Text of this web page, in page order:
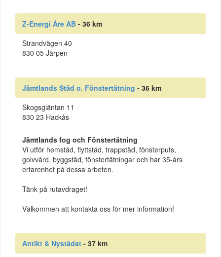
Z-Energi Åre AB - 36 km
Strandvägen 40
830 05 Järpen
Jämtlands Städ o. Fönstertätning - 36 km
Skogsgläntan 11
830 23 Hackås
Jämtlands fog och Fönstertätning
Vi utför hemstäd, flyttstäd, trappstäd, fönsterputs,
golvvård, byggstäd, fönstertätningar och har 35-års
erfarenhet på dessa arbeten.
Tänk på rutavdraget!
Välkommen att kontakta oss för mer information!
Antikt & Nystädat - 37 km